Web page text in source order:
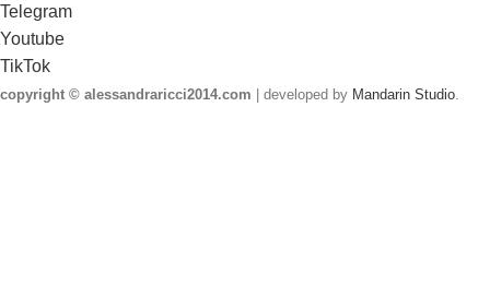
Telegram
Youtube
TikTok
copyright © alessandraricci2014.com | developed by Mandarin Studio